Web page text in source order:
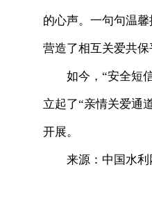
的心声。一句句温
营造了相互关爱共保
如今，“安全短信
立起了“亲情关爱通
开展。
来源：中国水利